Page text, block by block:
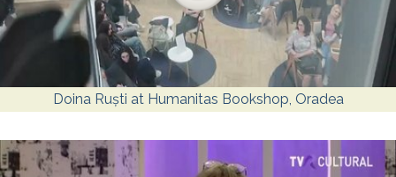
Doina Ruști at Humanitas Bookshop, Oradea